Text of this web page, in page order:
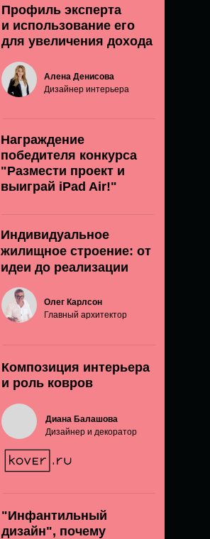
Алена Денисова
Дизайнер интерьера
Профиль эксперта
и использование его
для увеличения дохода
Награждение
победителя конкурса
"Размести проект и
выиграй iPad Air!"
Индивидуальное
жилищное строение: от
идеи до реализации
Олег Карлсон
Главный архитектор
"Инфантильный
дизайн", почему
Диана Балашова
Дизайнер и декоратор
Композиция интерьера
и роль ковров